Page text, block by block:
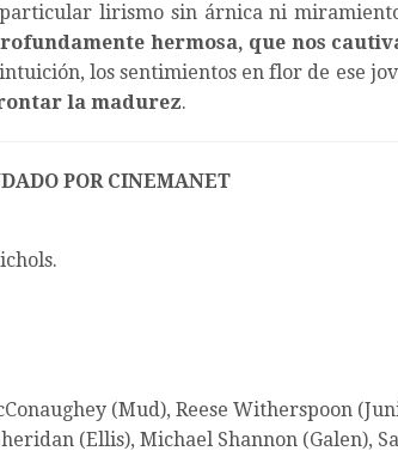
lirismo sin árnica ni
hermosa, que nos
los sentimientos en flor de ese
la madurez.
POR CINEMANET
(Mud), Reese Witherspoon
(Ellis), Michael Shannon (Galen),